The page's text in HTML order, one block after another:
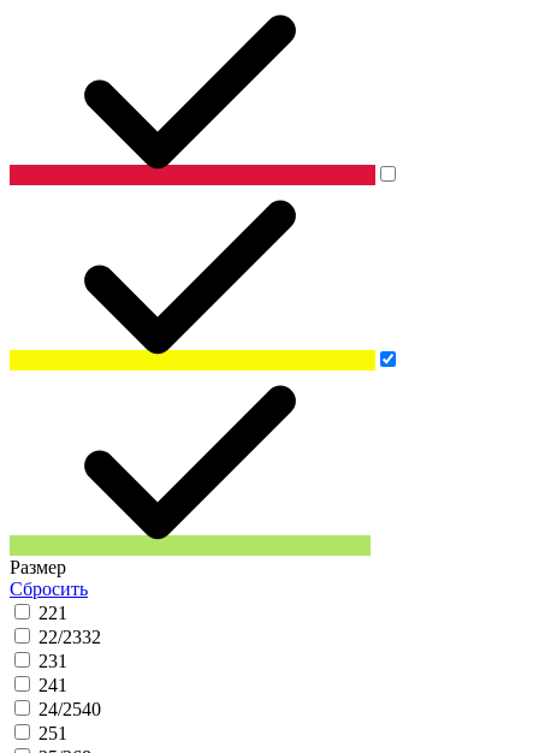
Размер
Сбросить
221
22/2332
231
241
24/2540
251